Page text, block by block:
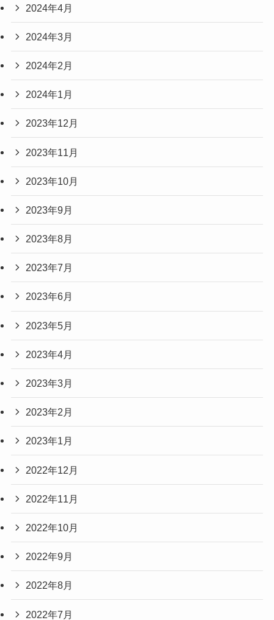
2024年4月
2024年3月
2024年2月
2024年1月
2023年12月
2023年11月
2023年10月
2023年9月
2023年8月
2023年7月
2023年6月
2023年5月
2023年4月
2023年3月
2023年2月
2023年1月
2022年12月
2022年11月
2022年10月
2022年9月
2022年8月
2022年7月